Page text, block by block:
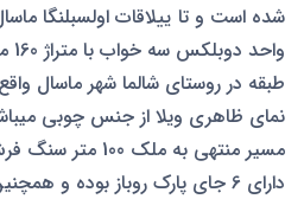
شده است و تا ییلاقات اولسبلنگا ماسال ۱۲ کیلومتر فاصله
طبقه در روستای شالما شهر ماسال
نمای ظاهری ویلا از جنس چوبی
مسیر منتهی به ملک 100 متر سنگ فرش است.
دارای 6 جای پارک روباز بوده و